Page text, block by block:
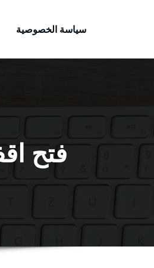
سياسة الخصوصية
فتح اقفال